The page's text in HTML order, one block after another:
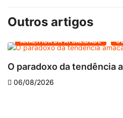
Outros artigos
ANALÍTICA DA ATUALIDADE
O paradoxo da tendência
06/08/2026